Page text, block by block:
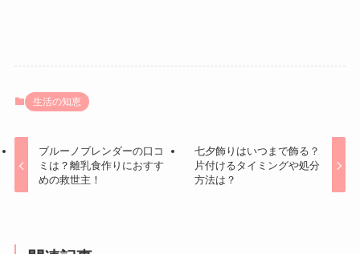
生活の知恵
ブルーノブレンダーの口コ
ミは？離乳食作りにおすす
めの救世主！
七夕飾りはいつまで飾る？
片付けるタイミングや処分
方法は？